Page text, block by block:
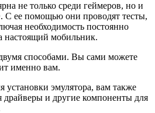
не только среди геймеров, но и
С ее помощью они проводят тесты,
необходимость постоянно
настоящий мобильник.
способами. Вы сами можете
именно вам.
установки эмулятора, вам также
драйверы и другие компоненты для